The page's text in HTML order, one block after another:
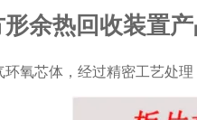
余热回收装置
环氧芯体，经过精密工艺处